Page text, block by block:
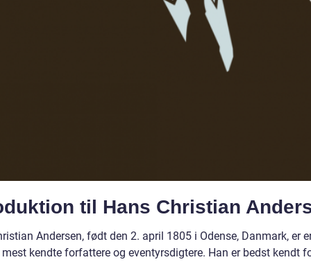
til Hans Christian
Andersen, født den 2. april 1805 i Odense, Danmark, er
mest kendte forfattere og eventyrsdigtere. Han er bedst kendt